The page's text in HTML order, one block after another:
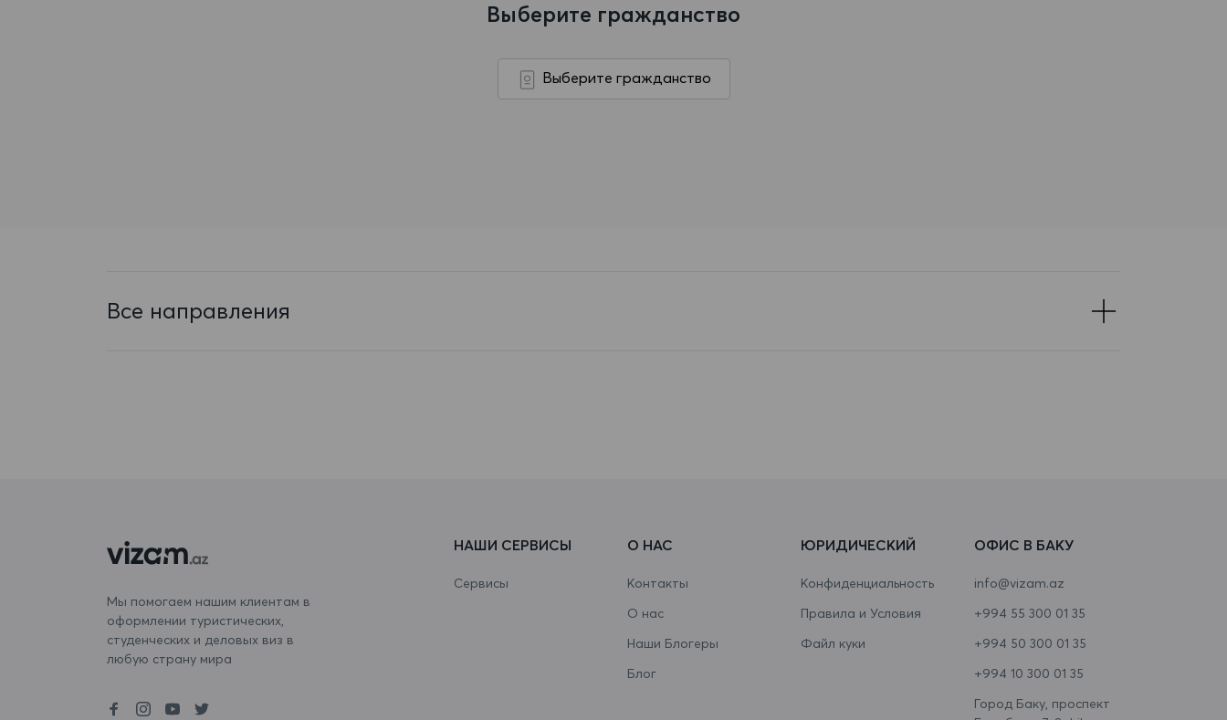
Бангладеш
Бенин
Болгария
Боливия
Выберите гражданство
Выберите гражданство
Все направления
Мы помогаем нашим клиентам в
оформлении туристических,
студенческих и деловых виз в
любую страну мира
НАШИ СЕРВИСЫ
Сервисы
О НАС
Контакты
О нас
Наши Блогеры
Блог
ЮРИДИЧЕСКИЙ
Конфиденциальность
Правила и Условия
Файл куки
ОФИС В БАКУ
info@vizam.az
+994 55 300 01 35
+994 50 300 01 35
+994 10 300 01 35
Город Баку, проспект